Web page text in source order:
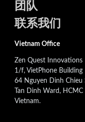
团队
联系我们
Vietnam Office
Zen Quest Innovations
1/f, VietPhone Building
64 Nguyen Dinh Chieu
Tan Dinh Ward, HCMC
Vietnam.